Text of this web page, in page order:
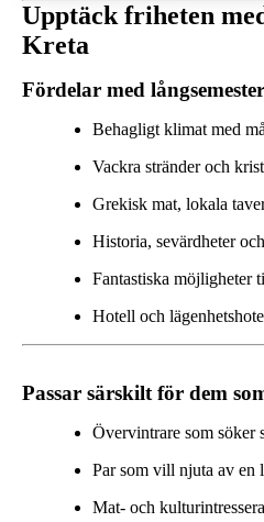
Upptäck friheten
Kreta
Fördelar med
Behagligt klimat med
Vackra stränder och
Grekisk mat, lokala
Historia, sevärdheter
Fantastiska möjligheter
Hotell och
Passar särskilt för dem
Övervintrare som söker
Par som vill njuta av en
Mat- och